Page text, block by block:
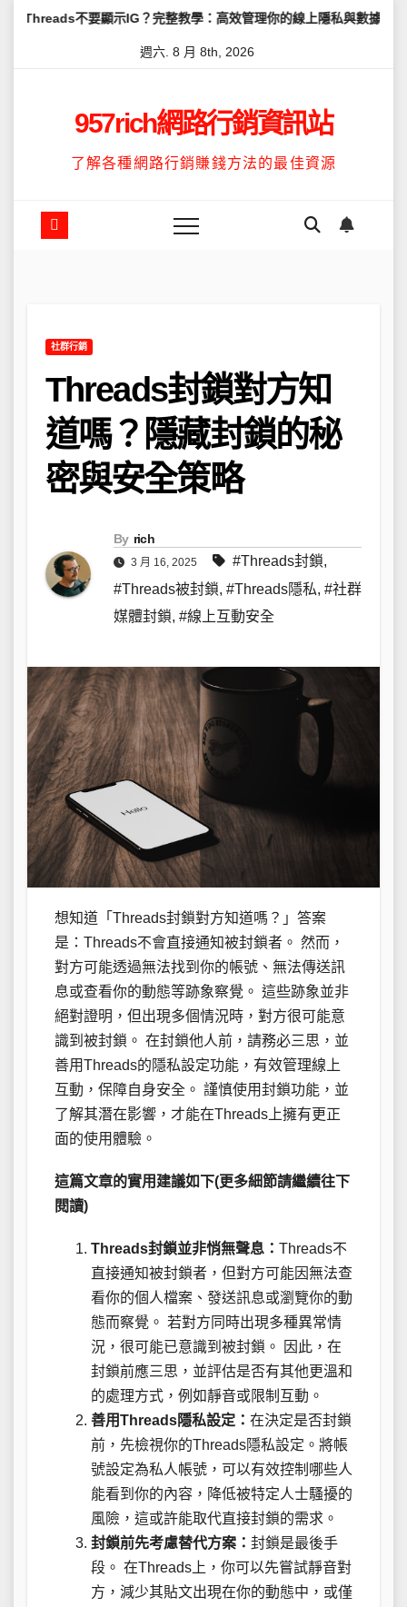
Skip
顯示IG？完整教學：高效管理你的線上隱私與數據安全 怎麼讓
週六. 8 月 8th, 2026
957rich網路行銷資訊站
了解各種網路行銷賺錢方法的最佳資源
社群行銷
Threads封鎖對方知
道嗎？隱藏封鎖的秘
密與安全策略
By rich
3 月 16, 2025 #Threads封鎖,
#Threads被封鎖, #Threads隱私, #社群
媒體封鎖, #線上互動安全
想知道「Threads封鎖對方知道嗎？」答案
是：Threads不會直接通知被封鎖者。 然而，
對方可能透過無法找到你的帳號、無法傳送訊
息或查看你的動態等跡象察覺。 這些跡象並非
絕對證明，但出現多個情況時，對方很可能意
識到被封鎖。 在封鎖他人前，請務必三思，並
善用Threads的隱私設定功能，有效管理線上
互動，保障自身安全。 謹慎使用封鎖功能，並
了解其潛在影響，才能在Threads上擁有更正
面的使用體驗。
這篇文章的實用建議如下(更多細節請繼續往下
閱讀)
Threads封鎖並非悄無聲息： Threads不
直接通知被封鎖者，但對方可能因無法查
看你的個人檔案、發送訊息或瀏覽你的動
態而察覺。 若對方同時出現多種異常情
況，很可能已意識到被封鎖。 因此，在
封鎖前應三思，並評估是否有其他更溫和
的處理方式，例如靜音或限制互動。
善用Threads隱私設定： 在決定是否封鎖
前，先檢視你的Threads隱私設定。將帳
號設定為私人帳號，可以有效控制哪些人
能看到你的內容，降低被特定人士騷擾的
風險，這或許能取代直接封鎖的需求。
封鎖前先考慮替代方案： 封鎖是最後手
段。 在Threads上，你可以先嘗試靜音對
方，減少其貼文出現在你的動態中，或僅